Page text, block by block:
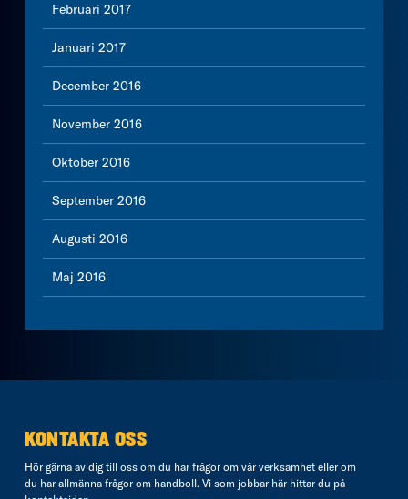
Februari 2017
Januari 2017
December 2016
November 2016
Oktober 2016
September 2016
Augusti 2016
Maj 2016
KONTAKTA OSS
Hör gärna av dig till oss om du har frågor om vår verksamhet eller om
du har allmänna frågor om handboll. Vi som jobbar här hittar du på